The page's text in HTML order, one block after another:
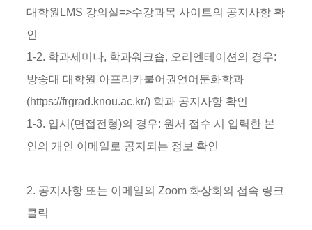
대학원LMS 강의실=>수강과목 사이트의 공지사항 확
인
1-2. 학과세미나, 학과워크숍, 오리엔테이션의 경우:
방송대 대학원 아프리카불어권언어문화학과
(https://frgrad.knou.ac.kr/) 학과 공지사항 확인
1-3. 입시(면접전형)의 경우: 원서 접수 시 입력한 본
인의 개인 이메일로 공지되는 정보 확인
2. 공지사항 또는 이메일의 Zoom 화상회의 접속 링크
클릭